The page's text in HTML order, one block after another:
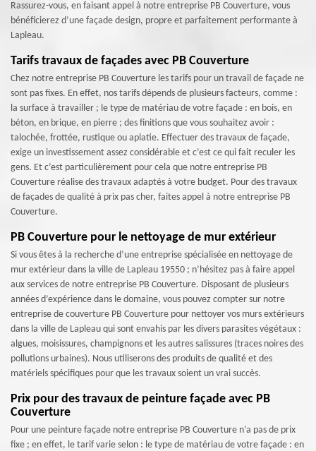
Rassurez-vous, en faisant appel à notre entreprise PB Couverture, vous
bénéficierez d’une façade design, propre et parfaitement performante à
Lapleau.
Tarifs travaux de façades avec PB Couverture
Chez notre entreprise PB Couverture les tarifs pour un travail de façade ne
sont pas fixes. En effet, nos tarifs dépends de plusieurs facteurs, comme :
la surface à travailler ; le type de matériau de votre façade : en bois, en
béton, en brique, en pierre ; des finitions que vous souhaitez avoir :
talochée, frottée, rustique ou aplatie. Effectuer des travaux de façade,
exige un investissement assez considérable et c’est ce qui fait reculer les
gens. Et c’est particulièrement pour cela que notre entreprise PB
Couverture réalise des travaux adaptés à votre budget. Pour des travaux
de façades de qualité à prix pas cher, faites appel à notre entreprise PB
Couverture.
PB Couverture pour le nettoyage de mur extérieur
Si vous êtes à la recherche d’une entreprise spécialisée en nettoyage de
mur extérieur dans la ville de Lapleau 19550 ; n’hésitez pas à faire appel
aux services de notre entreprise PB Couverture. Disposant de plusieurs
années d’expérience dans le domaine, vous pouvez compter sur notre
entreprise de couverture PB Couverture pour nettoyer vos murs extérieurs
dans la ville de Lapleau qui sont envahis par les divers parasites végétaux :
algues, moisissures, champignons et les autres salissures (traces noires des
pollutions urbaines). Nous utiliserons des produits de qualité et des
matériels spécifiques pour que les travaux soient un vrai succès.
Prix pour des travaux de peinture façade avec PB
Couverture
Pour une peinture façade notre entreprise PB Couverture n’a pas de prix
fixe ; en effet, le tarif varie selon : le type de matériau de votre façade : en